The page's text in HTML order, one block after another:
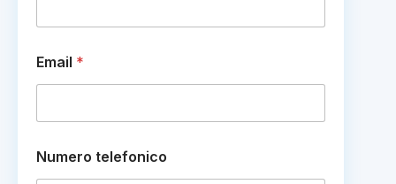
n
m
e
C
m
e
Email *
Numero telefonico